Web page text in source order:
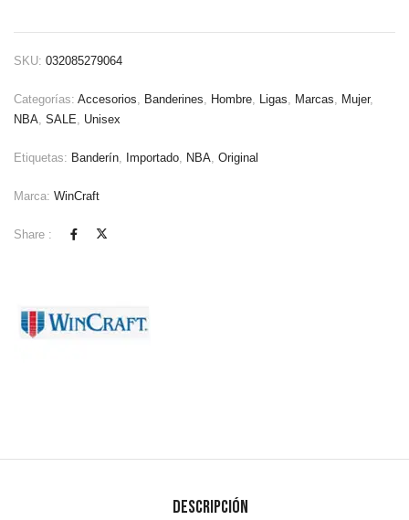
SKU: 032085279064
Categorías: Accesorios, Banderines, Hombre, Ligas, Marcas, Mujer,
NBA, SALE, Unisex
Etiquetas: Banderín, Importado, NBA, Original
Marca: WinCraft
Share :
Descripción